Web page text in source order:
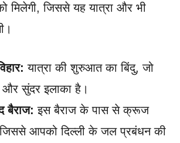
जिससे यह यात्रा और भी
यात्रा की शुरुआत का बिंदु, जो
सुंदर इलाका है।
बैराज: इस बैराज के पास से क्रूज
आपको दिल्ली के जल प्रबंधन की